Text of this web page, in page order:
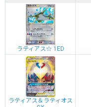
ラティアス☆ 1ED
ラティアス＆ラティオス